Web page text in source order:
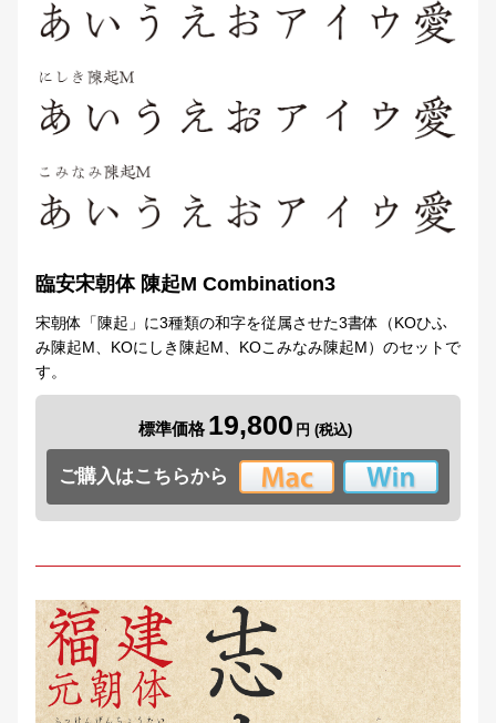
臨安宋朝体 陳起M Combination3
宋朝体「陳起」に3種類の和字を従属させた3書体（KOひふ
み陳起M、KOにしき陳起M、KOこみなみ陳起M）のセットで
す。
標準価格 19,800
ご購入はこちらから